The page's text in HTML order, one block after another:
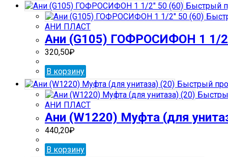
Быстрый
АНИ ПЛАСТ
Ани (G105) ГОФРОСИФОН 1 1/
320,50₽
В корзину
Быстрый
АНИ ПЛАСТ
Ани (W1220) Муфта (для
440,20₽
В корзину